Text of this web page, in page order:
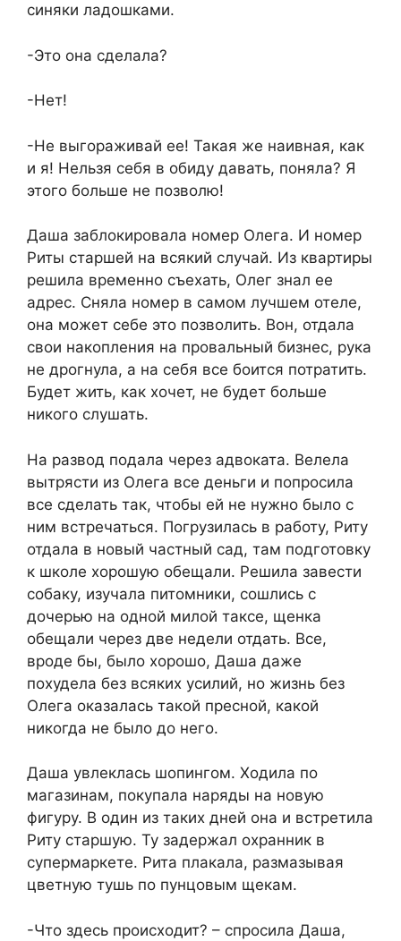
синяки ладошками.
-Это она сделала?
-Нет!
-Не выгораживай ее! Такая же наивная, как
и я! Нельзя себя в обиду давать, поняла? Я
этого больше не позволю!
Даша заблокировала номер Олега. И номер
Риты старшей на всякий случай. Из квартиры
решила временно съехать, Олег знал ее
адрес. Сняла номер в самом лучшем отеле,
она может себе это позволить. Вон, отдала
свои накопления на провальный бизнес, рука
не дрогнула, а на себя все боится потратить.
Будет жить, как хочет, не будет больше
никого слушать.
На развод подала через адвоката. Велела
вытрясти из Олега все деньги и попросила
все сделать так, чтобы ей не нужно было с
ним встречаться. Погрузилась в работу, Риту
отдала в новый частный сад, там подготовку
к школе хорошую обещали. Решила завести
собаку, изучала питомники, сошлись с
дочерью на одной милой таксе, щенка
обещали через две недели отдать. Все,
вроде бы, было хорошо, Даша даже
похудела без всяких усилий, но жизнь без
Олега оказалась такой пресной, какой
никогда не было до него.
Даша увлеклась шопингом. Ходила по
магазинам, покупала наряды на новую
фигуру. В один из таких дней она и встретила
Риту старшую. Ту задержал охранник в
супермаркете. Рита плакала, размазывая
цветную тушь по пунцовым щекам.
-Что здесь происходит? – спросила Даша,